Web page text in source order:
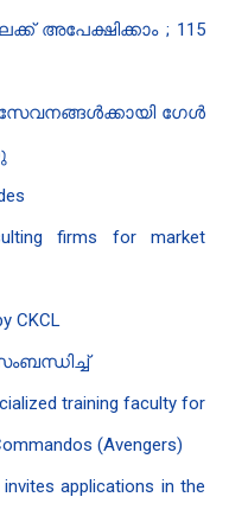
അപേക്ഷിക്കാം ; 115
ഗേൾ
firms for market
CKCL
training faculty for
(Avengers)
applications in the